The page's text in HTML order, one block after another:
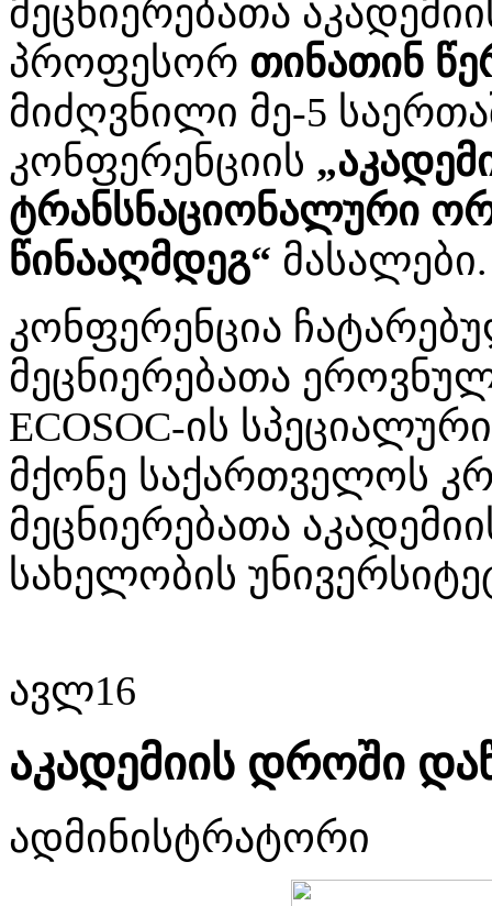
მეცნიერებათა
პროფესორ თინათინ
მიძღვნილი მე-5
კონფერენციის
ტრანსნაციონალური
წინააღმდეგ“ მასალები.
კონფერენცია
მეცნიერებათა
ECOSOC-ის
მქონე საქართველოს
მეცნიერებათა
სახელობის
ავლ16
აკადემიის დროში
ადმინისტრატორი